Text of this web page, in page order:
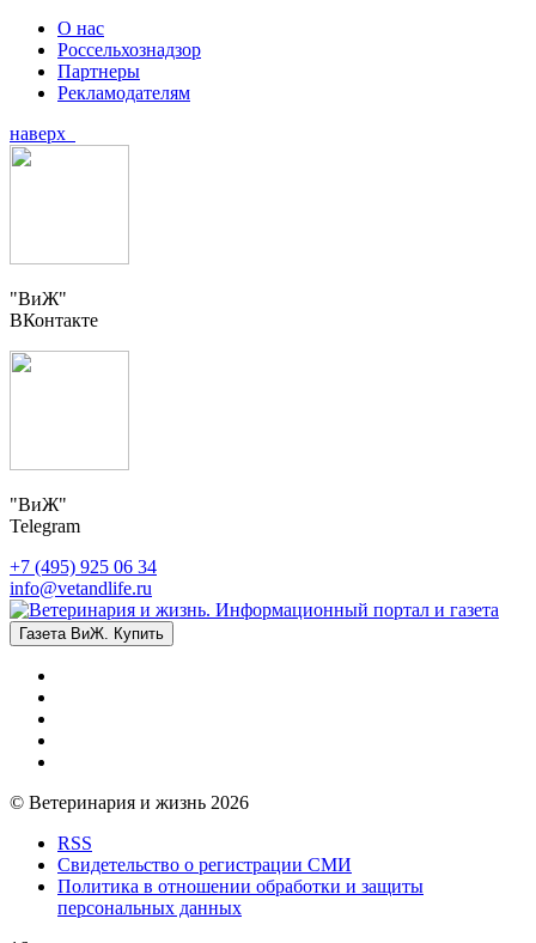
О нас
Россельхознадзор
Партнеры
Рекламодателям
наверх
"ВиЖ"
ВКонтакте
"ВиЖ"
Telegram
+7 (495) 925 06 34
info@vetandlife.ru
Газета ВиЖ. Купить
© Ветеринария и жизнь 2026
RSS
Свидетельство о регистрации СМИ
Политика в отношении обработки и защиты
персональных данных